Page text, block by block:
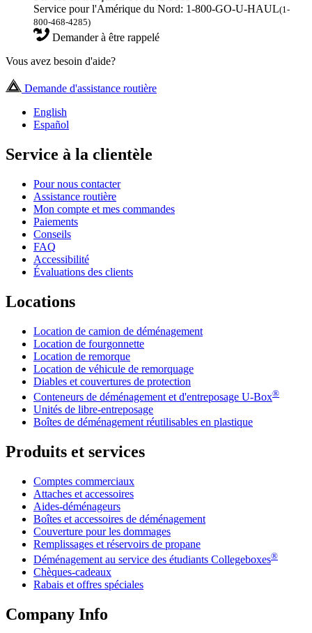
Service pour l'Amérique du Nord: 1-800-GO-U-HAUL(1-
800-468-4285)
Demander à être rappelé
Vous avez besoin d'aide?
Demande d'assistance routière
English
Español
Service à la clientèle
Pour nous contacter
Assistance routière
Mon compte et mes commandes
Paiements
Conseils
FAQ
Accessibilité
Évaluations des clients
Locations
Location de camion de déménagement
Location de fourgonnette
Location de remorque
Location de véhicule de remorquage
Diables et couvertures de protection
Conteneurs de déménagement et d'entreposage U-Box®
Unités de libre-entreposage
Boîtes de déménagement réutilisables en plastique
Produits et services
Comptes commerciaux
Attaches et accessoires
Aides-déménageurs
Boîtes et accessoires de déménagement
Couverture pour les dommages
Remplissages et réservoirs de propane
Déménagement au service des étudiants Collegeboxes®
Chèques-cadeaux
Rabais et offres spéciales
Company Info